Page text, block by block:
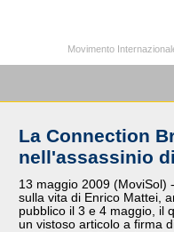
Movimento
La Connection
nell'assassinio
13 maggio 2009 (MoviSol)
sulla vita di Enrico Mattei,
pubblico il 3 e 4 maggio, il
un vistoso articolo a firma